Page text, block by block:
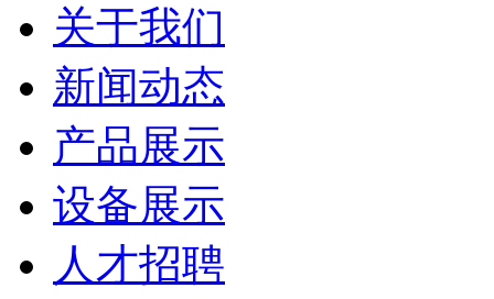
关于我们
新闻动态
产品展示
设备展示
人才招聘